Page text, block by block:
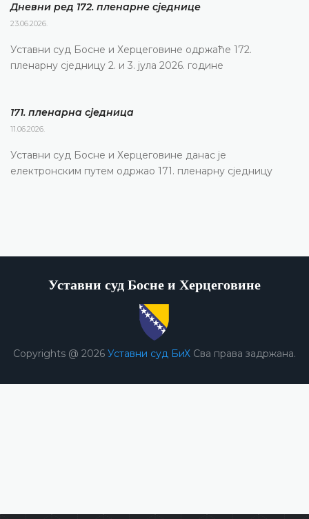
Дневни ред 172. пленарне сједнице
23.06.2026.
Уставни суд Босне и Херцеговине одржаће 172.
пленарну сједницу 2. и 3. јула 2026. године
171. пленарна сједницa
11.06.2026.
Уставни суд Босне и Херцеговине данас је
електронским путем одржао 171. пленарну сједницу
Уставни суд Босне и Херцеговине
Copyrights @ 2026 Уставни суд БиХ Сва права задржана.